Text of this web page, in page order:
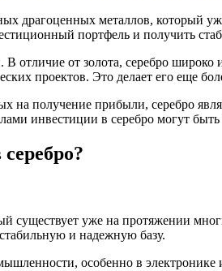
драгоценных металлов, который
портфель и получить
В отличие от золота, серебро
проектов. Это делает его еще
на получение прибыли, серебро
инвестиции в серебро могут
существует уже на протяжении
и надежную базу.
особенно в